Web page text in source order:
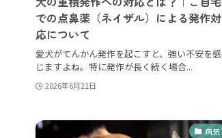
での点鼻薬（ネイザル）による発作対
応について
愛犬がてんかん発作を起こすと、強い不安を感
じますよね。特に発作が長く続く場合...
2026年6月21日
病気